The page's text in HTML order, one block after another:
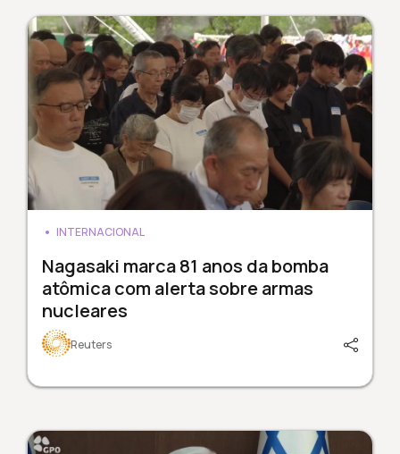
INTERNACIONAL
Nagasaki marca 81 anos da bomba
atômica com alerta sobre armas
nucleares
Reuters